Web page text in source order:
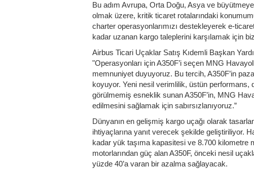
Bu adım Avrupa, Orta Doğu, Asya ve
olmak üzere, kritik ticaret rotalarındaki
charter operasyonlarımızı destekleyerek e-
kadar uzanan kargo taleplerini karşılamak için
Airbus Ticari Uçaklar Satış Kıdemli Başkan
"Operasyonları için A350F’i seçen MNG
memnuniyet duyuyoruz. Bu tercih, A350F’in
koyuyor. Yeni nesil verimlilik, üstün
görülmemiş esneklik sunan A350F’in, MNG
edilmesini sağlamak için sabırsızlanıyoruz.”
Dünyanın en gelişmiş kargo uçağı olarak
ihtiyaçlarına yanıt verecek şekilde geliştiriliyor.
kadar yük taşıma kapasitesi ve 8.700
motorlarından güç alan A350F, önceki nesil
yüzde 40’a varan bir azalma sağlayacak.